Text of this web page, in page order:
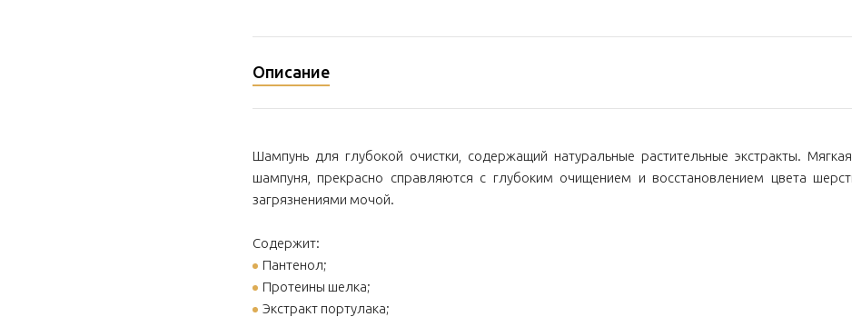
Описание
Шампунь для глубокой очистки, содержащий натуральные растительные экстракты.
шампуня, прекрасно справляются с глубоким очищением и восстановлением цвета
загрязнениями мочой.
Содержит:
Пантенол;
Протеины шелка;
Экстракт портулака;